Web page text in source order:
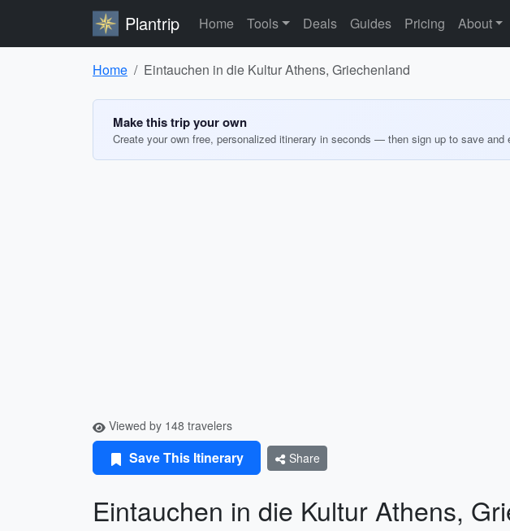
Plantrip Home Tools Deals Guides Pricing About
Home Eintauchen in die Kultur Athens, Griechenland
Make this trip your own
Create your own free, personalized itinerary in seconds — then sign up to save and
Viewed by 148 travelers
Save This Itinerary Share
Eintauchen in die Kultur Athens,